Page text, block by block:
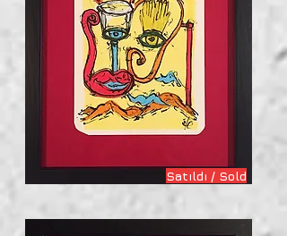
Satıldı / Sold